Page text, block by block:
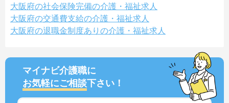
大阪府の社会保険完備の介護・福祉求人
大阪府の交通費支給の介護・福祉求人
大阪府の退職金制度ありの介護・福祉求人
マイナビ介護職に
お気軽にご相談下さい！